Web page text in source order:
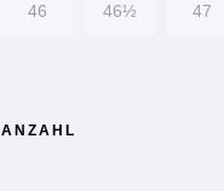
46 46½ 47
ANZAHL